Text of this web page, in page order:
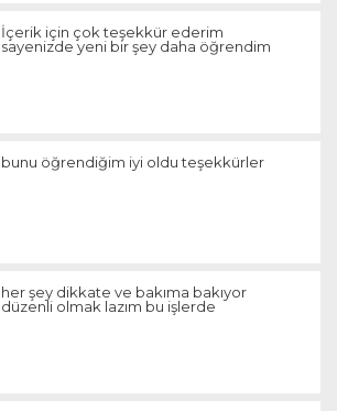
İçerik için çok teşekkür ederim
sayenizde yeni bir şey daha öğrendim
bunu öğrendiğim iyi oldu teşekkürler
her şey dikkate ve bakıma bakıyor
düzenli olmak lazım bu işlerde